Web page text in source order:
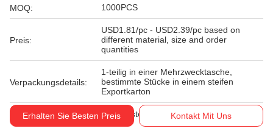
MOQ: 1000PCS
Preis:
USD1.81/pc - USD2.39/pc based on
different material, size and order
quantities
Verpackungsdetails:
1-teilig in einer Mehrzwecktasche,
bestimmte Stücke in einem steifen
Exportkarton
Zahlungsbedingungen: T/T, Western Union
Erhalten Sie Besten Preis Kontakt Mit Uns